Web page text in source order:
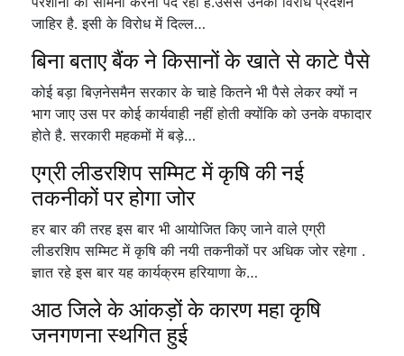
जाहिर है. इसी के विरोध में दिल्ल…
बिना बताए बैंक ने किसानों के खाते से काटे पैसे
कोई बड़ा बिज़नेसमैन सरकार के चाहे कितने भी पैसे लेकर क्यों न
भाग जाए उस पर कोई कार्यवाही नहीं होती क्योंकि को उनके वफादार
होते है. सरकारी महकमों में बड़े…
एग्री लीडरशिप सम्मिट में कृषि की नई
तकनीकों पर होगा जोर
हर बार की तरह इस बार भी आयोजित किए जाने वाले एग्री
लीडरशिप सम्मिट में कृषि की नयी तकनीकों पर अधिक जोर रहेगा .
ज्ञात रहे इस बार यह कार्यक्रम हरियाणा के…
आठ जिले के आंकड़ों के कारण महा कृषि
जनगणना स्थगित हुई